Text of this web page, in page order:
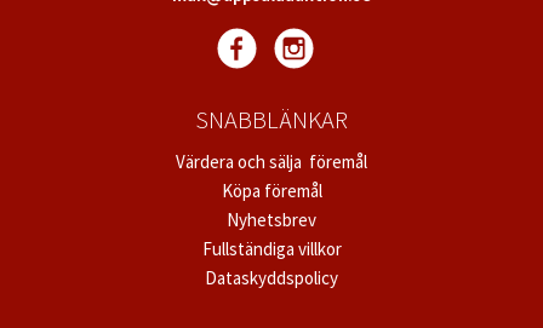
SNABBLÄNKAR
Värdera och sälja föremål
Köpa föremål
Nyhetsbrev
Fullständiga villkor
Dataskyddspolicy